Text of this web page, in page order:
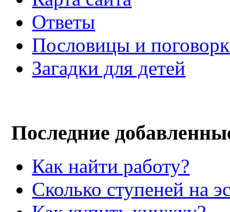
Ответы
Пословицы и
Загадки для детей
Последние
Как найти работу?
Сколько ступеней на